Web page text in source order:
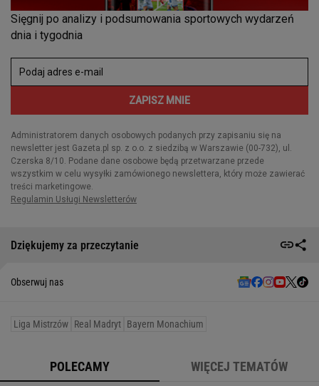
Dziękujemy za przeczytanie
Obserwuj nas
Liga Mistrzów Real Madryt Bayern Monachium
POLECAMY WIĘCEJ TEMATÓW